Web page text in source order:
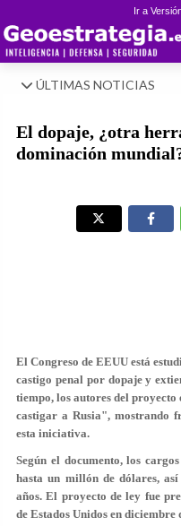
Ir a
ÚLTIMAS NOTICIAS
El dopaje, ¿otra
dominación
El Congreso de EEUU está
castigo penal por dopaje y
tiempo, los autores del
castigar a Rusia", mostrando
esta iniciativa.
Según el documento, los
hasta un millón de dólares,
años. El proyecto de ley fue
de Estados Unidos en diciembre